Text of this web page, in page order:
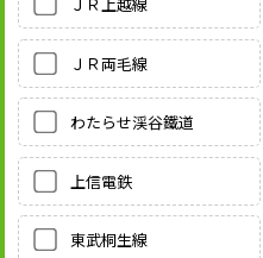
ＪＲ両毛線
わたらせ渓谷鐵道
上信電鉄
東武桐生線